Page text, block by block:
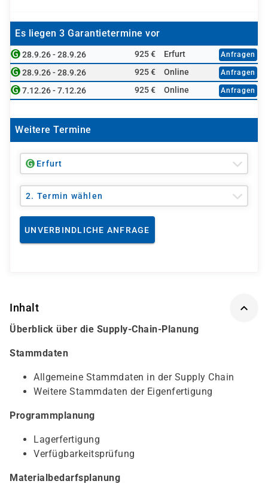
Es liegen 3 Garantietermine vor
28.9.26 - 28.9.26 925 € Erfurt Anfragen
28.9.26 - 28.9.26 925 € Online Anfragen
7.12.26 - 7.12.26 925 € Online Anfragen
Weitere Termine
Erfurt
2. Termin wählen
UNVERBINDLICHE ANFRAGE
Inhalt
Überblick über die Supply-Chain-Planung
Stammdaten
Allgemeine Stammdaten in der Supply Chain
Weitere Stammdaten der Eigenfertigung
Programmplanung
Lagerfertigung
Verfügbarkeitsprüfung
Materialbedarfsplanung